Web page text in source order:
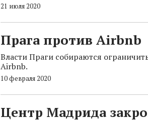
21 июля 2020
Прага против Airbnb
Власти Праги собираются
Airbnb.
10 февраля 2020
Центр Мадрида